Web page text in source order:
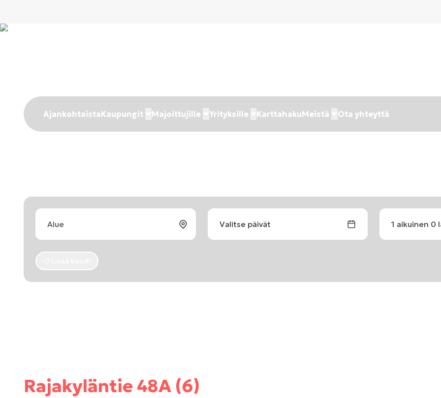
AjankohtaistaKaupungit Majoittujille Yrityksille KarttahakuMeistä Ota yhteyttä
Valitse päivät 1 aikuinen 0
Rajakyläntie 48A (6)